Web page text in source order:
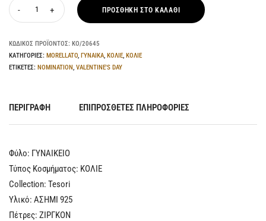
ΠΡΟΣΘΉΚΗ ΣΤΟ ΚΑΛΆΘΙ
ΚΩΔΙΚΌΣ ΠΡΟΪΌΝΤΟΣ: ΚΟ/20645
ΚΑΤΗΓΟΡΊΕΣ: MORELLATO, ΓΥΝΑΙΚΑ, ΚΟΛΙΕ, ΚΟΛΙΕ
ΕΤΙΚΈΤΕΣ: NOMINATION, VALENTINE'S DAY
ΠΕΡΙΓΡΑΦΉ ΕΠΙΠΡΌΣΘΕΤΕΣ ΠΛΗΡΟΦΟΡΊΕΣ
Φύλο: ΓΥΝΑΙΚΕΙΟ
Τύπος Κοσμήματος: ΚΟΛΙΕ
Collection: Tesori
Υλικό: ΑΣΗΜΙ 925
Πέτρες: ΖΙΡΓΚΟΝ